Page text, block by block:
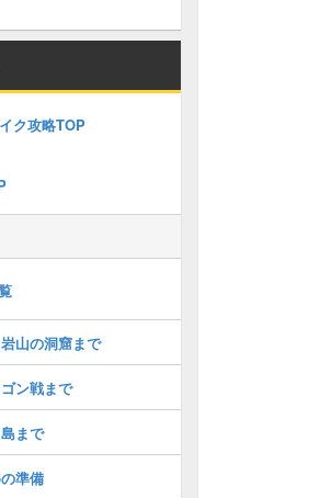
ク攻略TOP
山の洞窟まで
ン戦まで
まで
準備